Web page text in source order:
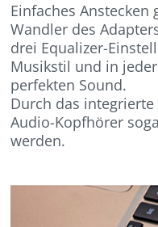
Einfaches Anstecken
Wandler des
drei Equalizer-
Musikstil und in
perfekten Sound.
Durch das
Audio-Kopfhörer
werden.